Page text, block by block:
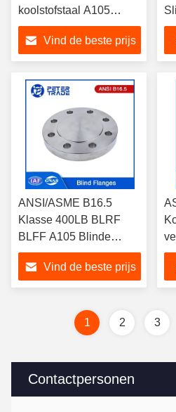
Contactpersonen
koolstofstaal A105
gesmeed slip op flenzen
klasse 900LB
opgeheven gezicht voor
de chemische industrie
Vind de beste prijs
ANSI/ASME B16.5
Klasse 400LB BLRF
BLFF A105 Blinde
flenzen van koolstofstaal
en roestvrij staal voor
olie- en gasleidingen
Vind de beste prijs
1 2 3